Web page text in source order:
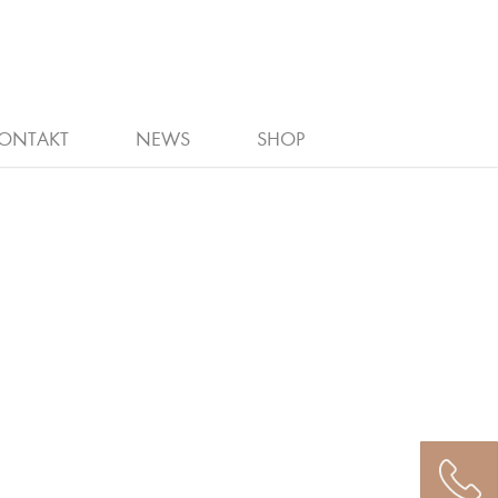
OLAPLEX
NEWS SHOP